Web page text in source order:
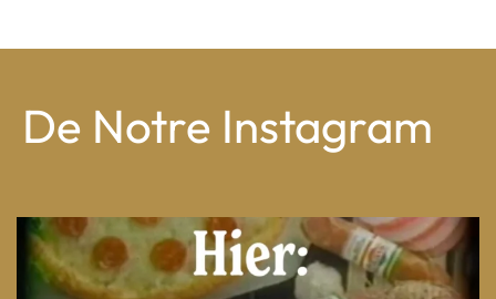
De Notre Instagram
From wood-paneled basements to candlelit condo...
8 0